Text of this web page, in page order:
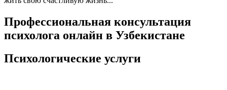
Профессиональная консультация
психолога онлайн в Узбекистане
Психологические услуги